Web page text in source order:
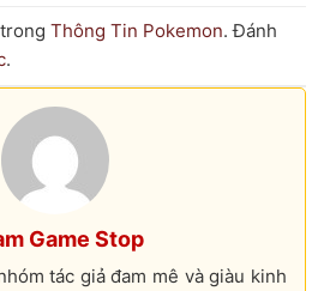
Thông Tin Pokemon. Đánh
.
Game Stop
tác giả đam mê và giàu kinh